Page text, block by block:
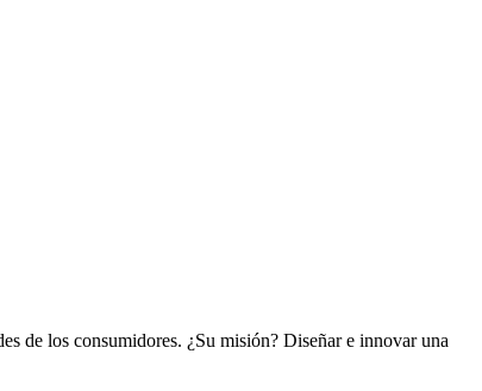
de los consumidores. ¿Su misión? Diseñar e innovar una